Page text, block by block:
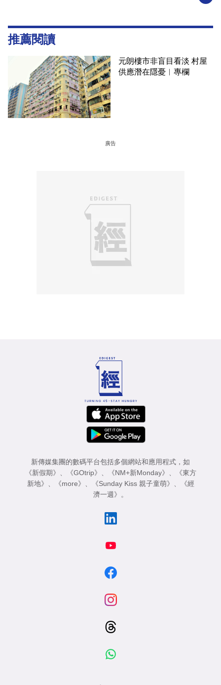
推薦閱讀
元朗樓市非盲目看淡 村屋
供應潛在隱憂︳專欄
廣告
新傳媒集團的數碼平台包括多個網站和應用程式，如
《新假期》
《GOtrip》 《NM+新Monday》
《東方
新地》
《more》 《Sunday Kiss 親子童萌》
《經
濟一週》
。